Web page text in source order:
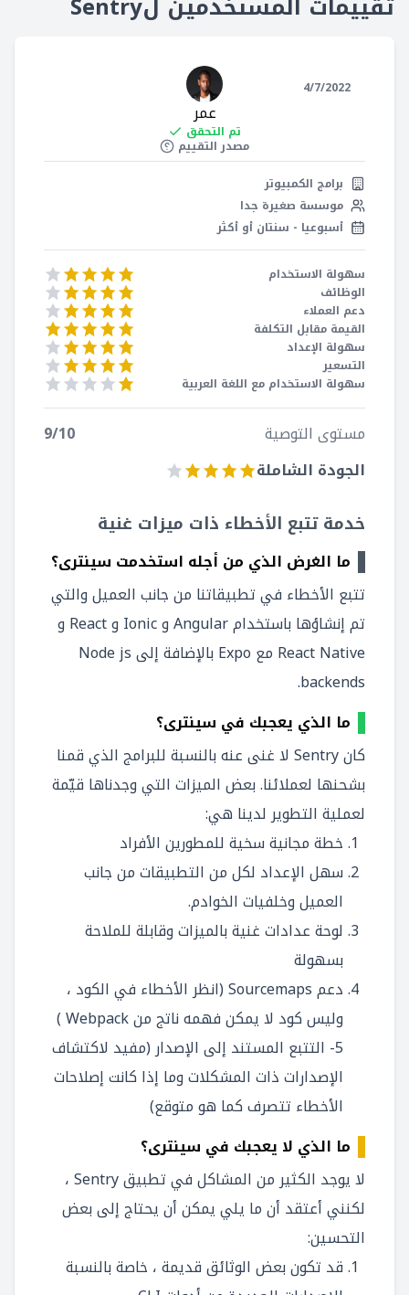
عمر
عمر
تم التحقق
مصدر التقييم
4/7/2022
برامج الكمبيوتر
موسسة صغيرة جدا
أسبوعيا - سنتان أو أكثر
سهولة الاستخدام
الوظائف
دعم العملاء
القيمة مقابل التكلفة
سهولة الإعداد
التسعير
سهولة الاستخدام مع اللغة العربية
مستوى التوصية 9/10
الجودة الشاملة
خدمة تتبع الأخطاء ذات ميزات غنية
ما الغرض الذي من أجله استخدمت سينترى؟
تتبع الأخطاء في تطبيقاتنا من جانب العميل والتي
تم إنشاؤها باستخدام Angular و Ionic و React و
React Native مع Expo بالإضافة إلى Node js
backends.
ما الذي يعجبك في سينترى؟
كان Sentry لا غنى عنه بالنسبة للبرامج الذي قمنا
بشحنها لعملائنا. بعض الميزات التي وجدناها قيّمة
لعملية التطوير لدينا هي:
خطة مجانية سخية للمطورين الأفراد
سهل الإعداد لكل من التطبيقات من جانب
العميل وخلفيات الخوادم.
لوحة عدادات غنية بالميزات وقابلة للملاحة
بسهولة
دعم Sourcemaps (انظر الأخطاء في الكود ،
وليس كود لا يمكن فهمه ناتج من Webpack )
5- التتبع المستند إلى الإصدار (مفيد لاكتشاف
الإصدارات ذات المشكلات وما إذا كانت إصلاحات
الأخطاء تتصرف كما هو متوقع)
ما الذي لا يعجبك في سينترى؟
لا يوجد الكثير من المشاكل في تطبيق Sentry ،
لكنني أعتقد أن ما يلي يمكن أن يحتاج إلى بعض
التحسين:
قد تكون بعض الوثائق قديمة ، خاصة بالنسبة